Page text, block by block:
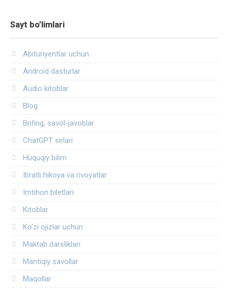
Sayt bo’limlari
Abituriyentlar uchun
Android dasturlar
Audio kitoblar
Blog
Brifing, savol-javoblar
ChatGPT sirlari
Huquqiy bilim
Ibratli hikoya va rivoyatlar
Imtihon biletlari
Kitoblar
Ko‘zi ojizlar uchun
Maktab darsliklari
Mantiqiy savollar
Maqollar